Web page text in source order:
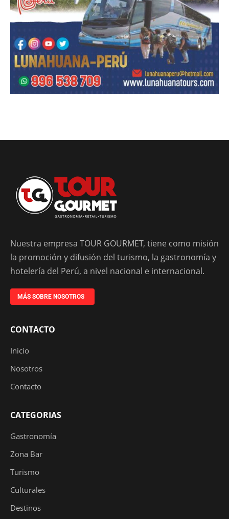
Nuestra empresa TOUR GOURMET, tiene como misión
la promoción y difusión del turismo, la gastronomía y
hotelería del Perú, a nivel nacional e internacional.
MÁS SOBRE NOSOTROS
CONTACTO
Inicio
Nosotros
Contacto
CATEGORIAS
Gastronomía
Zona Bar
Turismo
Culturales
Destinos